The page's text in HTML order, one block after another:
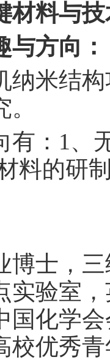
材料与
与方向：
纳米结
： 1、
料的研
博士，
实验室
国化学
校优秀